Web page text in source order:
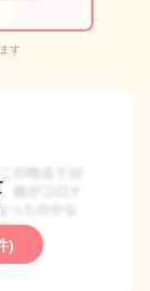
す
)